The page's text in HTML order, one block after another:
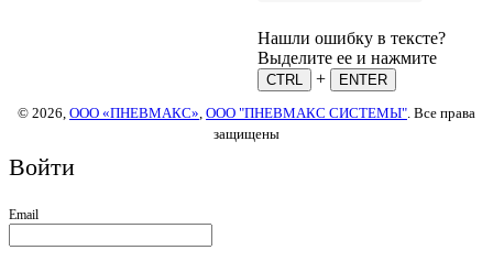
Нашли ошибку в тексте?
Выделите ее и нажмите
CTRL +
ENTER
© 2026, ООО «ПНЕВМАКС» ООО "ПНЕВМАКС СИСТЕМЫ" . Все права
защищены
Войти
Email